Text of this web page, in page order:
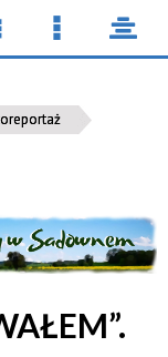
Menu